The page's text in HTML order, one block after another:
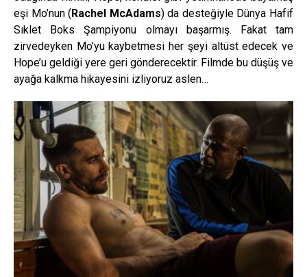
eşi Mo’nun ( Rachel McAdams) da desteğiyle Dünya Hafif
Sıklet Boks Şampiyonu olmayı başarmış. Fakat tam
zirvedeyken Mo’yu kaybetmesi her şeyi altüst edecek ve
Hope’u geldiği yere geri gönderecektir. Filmde bu düşüş ve
ayağa kalkma hikayesini izliyoruz aslen…